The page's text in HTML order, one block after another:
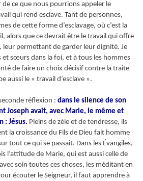
ce que nous pourrions appeler le
qui rend esclave. Tant de personnes,
de cette forme d’esclavage, où c’est la
alors que ce devrait être le travail qui offre
leur permettant de garder leur dignité. Je
et sœurs dans la foi, et à tous les hommes
de faire un choix décisif contre la traite
aussi le « travail d’esclave ».
réflexion : dans le silence de son
Joseph avait, avec Marie, le même et
: Jésus. Pleins de zèle et de tendresse, ils
la croissance du Fils de Dieu fait homme
tout ce qui se passait. Dans les Évangiles,
l’attitude de Marie, qui est aussi celle de
soin toutes ces choses, les méditant en
écouter le Seigneur, il faut apprendre à